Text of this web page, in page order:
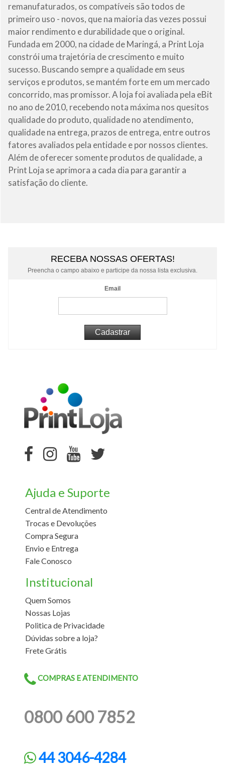
remanufaturados, os compatíveis são todos de
primeiro uso - novos, que na maioria das vezes possui
maior rendimento e durabilidade que o original.
Fundada em 2000, na cidade de Maringá, a Print Loja
constrói uma trajetória de crescimento e muito
sucesso. Buscando sempre a qualidade em seus
serviços e produtos, se mantém forte em um mercado
concorrido, mas promissor. A loja foi avaliada pela eBit
no ano de 2010, recebendo nota máxima nos quesitos
qualidade do produto, qualidade no atendimento,
qualidade na entrega, prazos de entrega, entre outros
fatores avaliados pela entidade e por nossos clientes.
Além de oferecer somente produtos de qualidade, a
Print Loja se aprimora a cada dia para garantir a
satisfação do cliente.
RECEBA NOSSAS OFERTAS!
Preencha o campo abaixo e participe da nossa lista exclusiva.
Email
Ajuda e Suporte
Central de Atendimento
Trocas e Devoluções
Compra Segura
Envio e Entrega
Fale Conosco
Institucional
Quem Somos
Nossas Lojas
Politica de Privacidade
Dúvidas sobre a loja?
Frete Grátis
COMPRAS E ATENDIMENTO
0800 600 7852
44 3046-4284